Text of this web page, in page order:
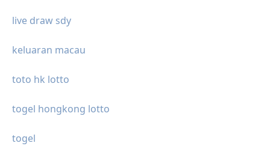
live draw sdy
keluaran macau
toto hk lotto
togel hongkong lotto
togel